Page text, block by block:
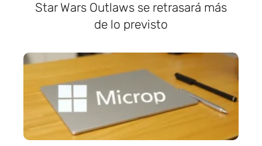
Star Wars Outlaws se retrasará más
de lo previsto